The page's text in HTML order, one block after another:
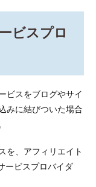
ビスプロ
ビスをブログやサイ
みに結びついた場合
を、アフィリエイト
ービスプロバイダ